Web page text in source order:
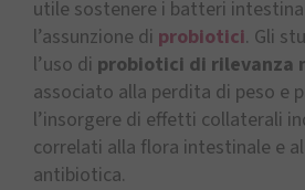
utile sostenere i batteri
l’assunzione di probiotici. Gli
l’uso di probiotici di rilevanza
associato alla perdita di peso e
l’insorgere di effetti collaterali
correlati alla flora intestinale e
antibiotica.